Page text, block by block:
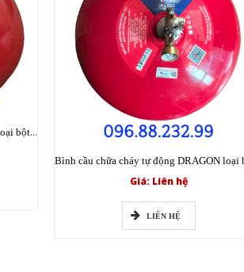
Bình cầu chữa cháy tự động DRAGON loại bột XZFT6 ABC 6kg có tem kiểm định
Giá: Liên hệ
LIÊN HỆ